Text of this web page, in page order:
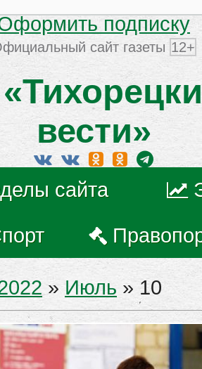
подписку
сайт газеты 12+
вести»
сайта
» Июль » 10